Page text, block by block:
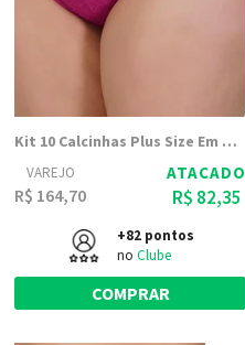
Kit 10 Calcinhas Plus Size Em Microfibra E Renda Amélia - Dily Modas
VAREJO
R$ 164,70
ATACADO
R$ 82,35
+82 pontos
no Clube
COMPRAR